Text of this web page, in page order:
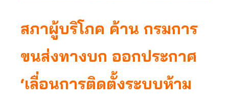
สภาผู้บริโภค ค้าน กรมการ
ขนส่งทางบก ออกประกาศ
‘เลื่อนการติดตั้งระบบห้าม